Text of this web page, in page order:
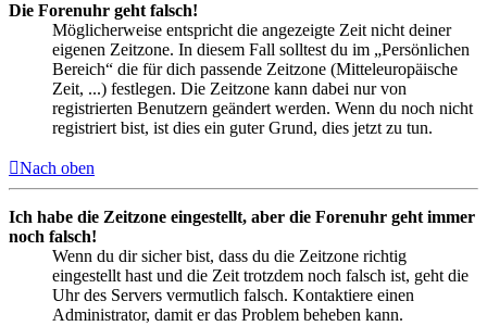
Die Forenuhr geht falsch!
Möglicherweise entspricht die angezeigte Zeit nicht deiner
eigenen Zeitzone. In diesem Fall solltest du im „Persönlichen
Bereich“ die für dich passende Zeitzone (Mitteleuropäische
Zeit, ...) festlegen. Die Zeitzone kann dabei nur von
registrierten Benutzern geändert werden. Wenn du noch nicht
registriert bist, ist dies ein guter Grund, dies jetzt zu tun.
Nach oben
Ich habe die Zeitzone eingestellt, aber die Forenuhr geht immer
noch falsch!
Wenn du dir sicher bist, dass du die Zeitzone richtig
eingestellt hast und die Zeit trotzdem noch falsch ist, geht die
Uhr des Servers vermutlich falsch. Kontaktiere einen
Administrator, damit er das Problem beheben kann.